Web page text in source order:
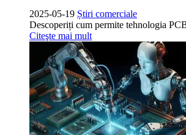
2025-05-19 Știri comerciale
Descoperiți cum permite tehnologia
Citeşte mai mult